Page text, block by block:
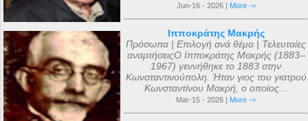
Jun-16 - 2026 | More ->
Ιπποκράτης Μακρής
Πρόσωπα | Επιλογή ανά θέμα | Τελευταίες
αναρτήσειςΟ Ιπποκράτης Μακρής (1883–
1967) γεννήθηκε το 1883 στην
Κωνσταντινούπολη. Ήταν γιος του γιατρού
Κωνσταντίνου Μακρή, ο οποίος...
Mar-15 - 2026 | More ->